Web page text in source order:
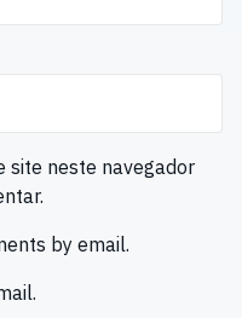
site neste navegador
by email.